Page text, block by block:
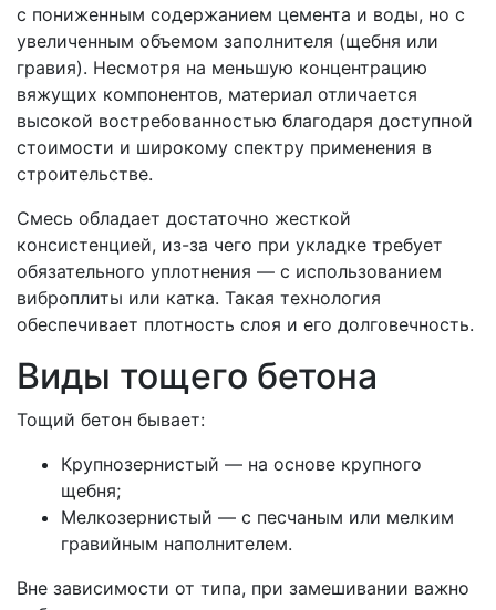
с пониженным содержанием цемента и воды, но с
увеличенным объемом заполнителя (щебня или
гравия). Несмотря на меньшую концентрацию
вяжущих компонентов, материал отличается
высокой востребованностью благодаря доступной
стоимости и широкому спектру применения в
строительстве.
Смесь обладает достаточно жесткой
консистенцией, из-за чего при укладке требует
обязательного уплотнения — с использованием
виброплиты или катка. Такая технология
обеспечивает плотность слоя и его долговечность.
Виды тощего бетона
Тощий бетон бывает:
Крупнозернистый — на основе крупного
щебня;
Мелкозернистый — с песчаным или мелким
гравийным наполнителем.
Вне зависимости от типа, при замешивании важно